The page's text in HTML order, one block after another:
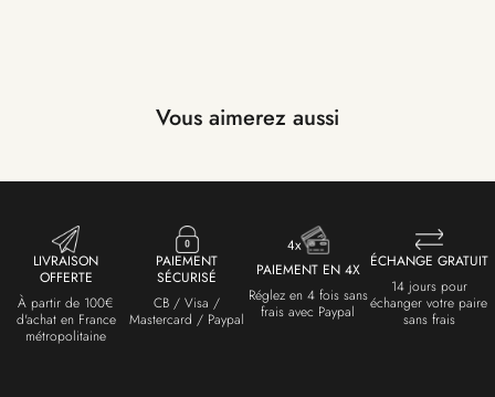
Vous aimerez aussi
LIVRAISON
OFFERTE
À partir de 100€
d'achat en France
métropolitaine
PAIEMENT
SÉCURISÉ
CB / Visa /
Mastercard / Paypal
PAIEMENT EN 4X
Réglez en 4 fois sans
frais avec Paypal
ÉCHANGE GRATUIT
14 jours pour
échanger votre paire
sans frais